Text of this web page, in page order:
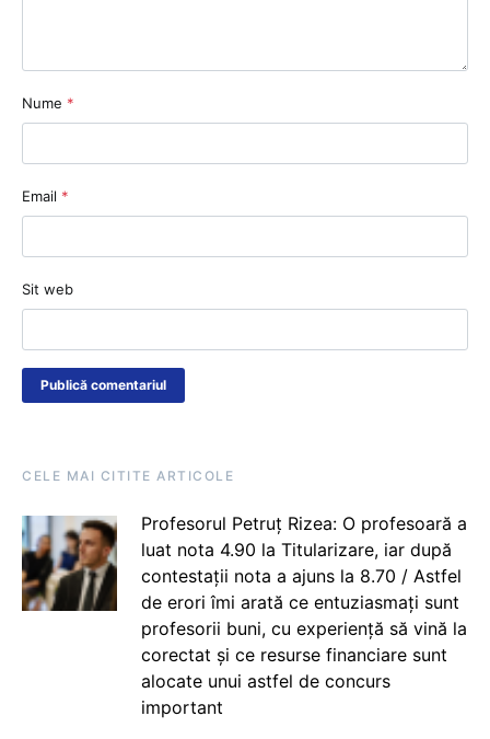
Nume *
Email *
Sit web
CELE MAI CITITE ARTICOLE
Profesorul Petruț Rizea: O profesoară a
luat nota 4.90 la Titularizare, iar după
contestații nota a ajuns la 8.70 / Astfel
de erori îmi arată ce entuziasmați sunt
profesorii buni, cu experiență să vină la
corectat și ce resurse financiare sunt
alocate unui astfel de concurs
important